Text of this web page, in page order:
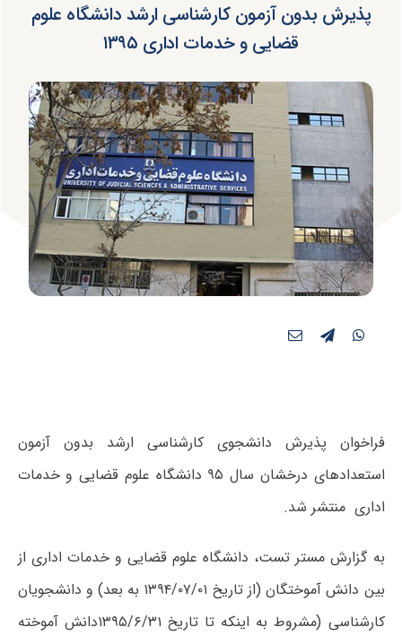
پذیرش بدون آزمون کارشناسی ارشد دانشگاه علوم
قضایی و خدمات اداری ۱۳۹۵
فراخوان پذیرش دانشجوی کارشناسی ارشد بدون آزمون
استعدادهای درخشان سال ۹۵ دانشگاه علوم قضایی و خدمات
اداری منتشر شد.
به گزارش مستر تست، دانشگاه علوم قضایی و خدمات اداری از
بین دانش آموختگان (از تاریخ ۱۳۹۴/۰۷/۰۱ به بعد) و دانشجویان
کارشناسی (مشروط به اینکه تا تاریخ ۱۳۹۵/۶/۳۱دانش آموخته